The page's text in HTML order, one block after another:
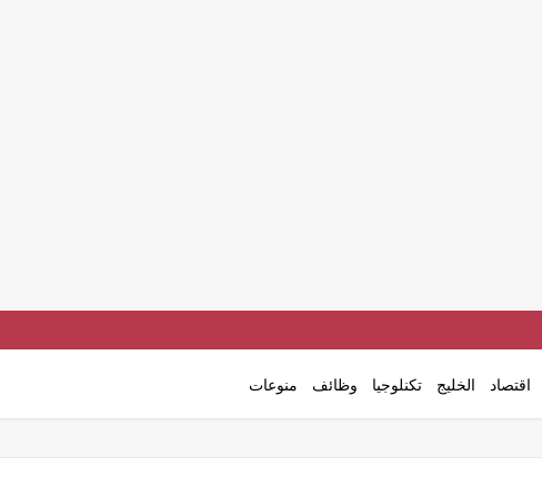
اقتصاد الخليج تكنلوجيا وظائف منوعات